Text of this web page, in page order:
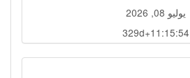
يوليو 08, 2026
329d+11:15:51